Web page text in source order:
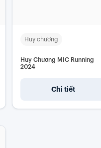
Huy chương
Huy Chương MIC Running
2024
Chi tiết